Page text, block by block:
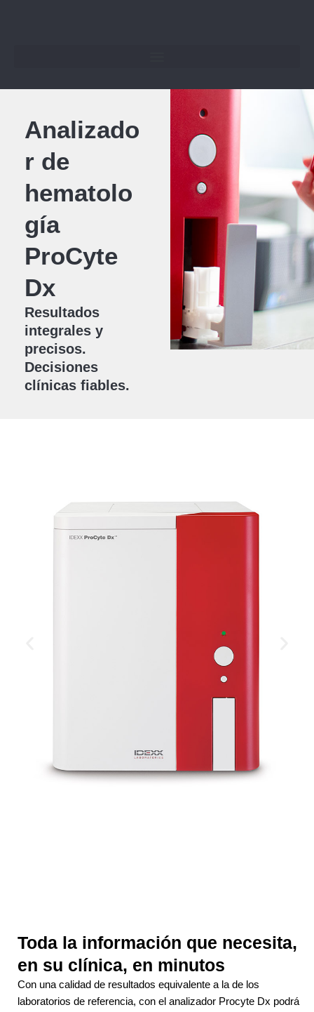
Analizado
r de
hematolo
gía
ProCyte
Dx
Resultados
integrales y
precisos.
Decisiones
clínicas fiables.
Toda la información que necesita,
en su clínica, en minutos
Con una calidad de resultados equivalente a la de los
laboratorios de referencia, con el analizador Procyte Dx podrá